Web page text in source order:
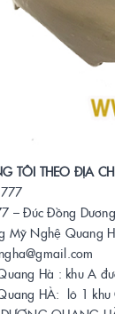
TÔI THEO ĐỊA
– Đúc Đồng
Mỹ Nghệ Quang
Hà : khu A
HÀ: lô 1 khu